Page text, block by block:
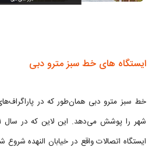
ایستگاه‌ های خط سبز مترو دبی
خط سبز مترو دبی همان‌طور که در
ایستگاه اتصالات واقع در خیابان النهده